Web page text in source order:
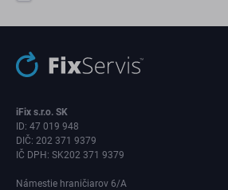
iFix s.r.o. SK
ID: 47 019 948
DIČ: 202 371 9379
IČ DPH: SK202 371 9379
Námestie hraničiarov 6/A